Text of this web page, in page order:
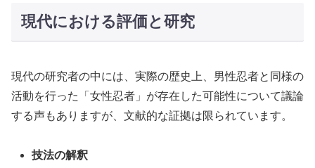
現代における評価と研究
現代の研究者の中には、実際の歴史上、男性忍者と同様の
活動を行った「女性忍者」が存在した可能性について議論
する声もありますが、文献的な証拠は限られています。
技法の解釈